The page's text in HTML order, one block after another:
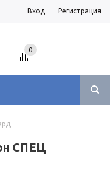
Вход Регистрация
0
СПЕЦ